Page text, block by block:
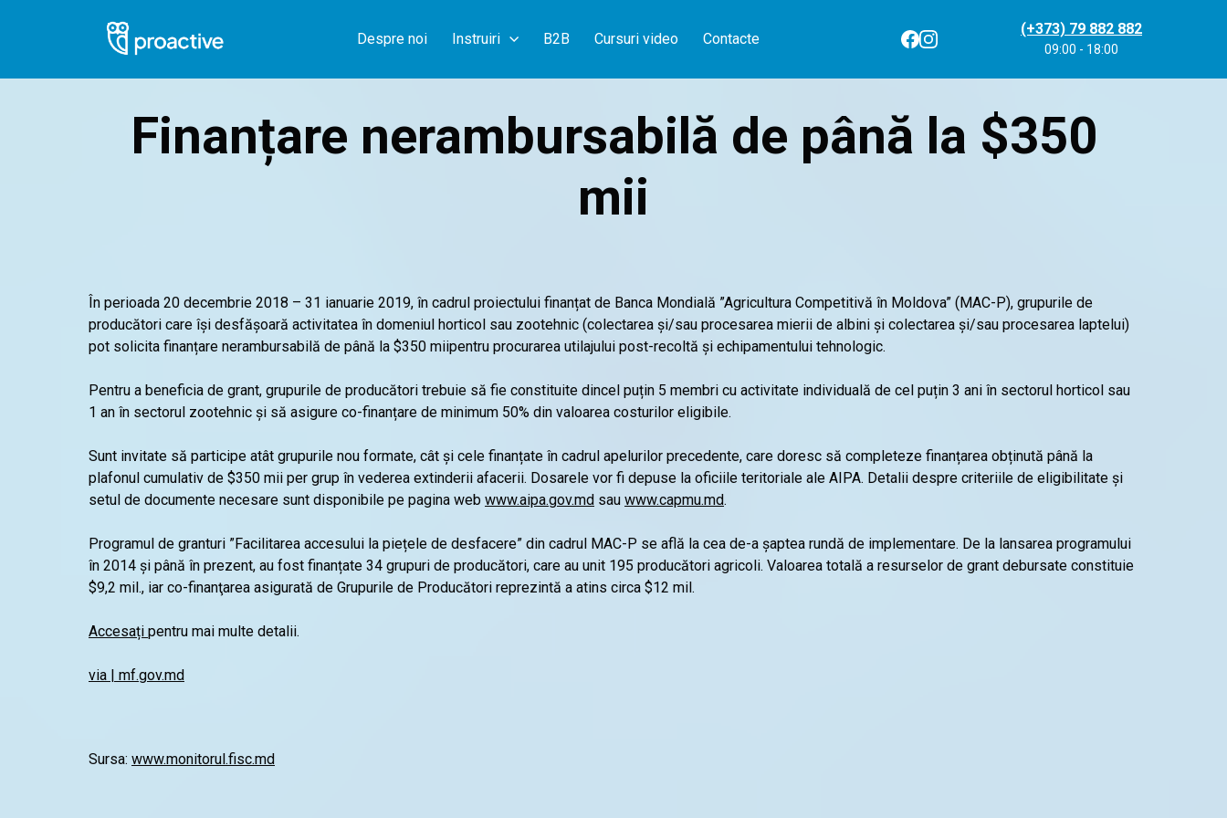
Despre noi Instruiri B2B Cursuri video Contacte
(+373) 79 882 882
09:00 - 18:00
Finanțare nerambursabilă de până la $350
mii
În perioada 20 decembrie 2018 – 31 ianuarie 2019, în cadrul proiectului finanțat de Banca Mondială ”Agricultura Competitivă în Moldova” (MAC-P), grupurile de
producători care își desfășoară activitatea în domeniul horticol sau zootehnic (colectarea și/sau procesarea mierii de albini și colectarea și/sau procesarea laptelui)
pot solicita finanțare nerambursabilă de până la $350 miipentru procurarea utilajului post-recoltă și echipamentului tehnologic.
Pentru a beneficia de grant, grupurile de producători trebuie să fie constituite dincel puțin 5 membri cu activitate individuală de cel puțin 3 ani în sectorul horticol sau
1 an în sectorul zootehnic și să asigure co-finanțare de minimum 50% din valoarea costurilor eligibile.
Sunt invitate să participe atât grupurile nou formate, cât și cele finanțate în cadrul apelurilor precedente, care doresc să completeze finanțarea obținută până la
plafonul cumulativ de $350 mii per grup în vederea extinderii afacerii. Dosarele vor fi depuse la oficiile teritoriale ale AIPA. Detalii despre criteriile de eligibilitate și
setul de documente necesare sunt disponibile pe pagina web www.aipa.gov.md sau www.capmu.md.
Programul de granturi ”Facilitarea accesului la piețele de desfacere” din cadrul MAC-P se află la cea de-a șaptea rundă de implementare. De la lansarea programului
în 2014 și până în prezent, au fost finanțate 34 grupuri de producători, care au unit 195 producători agricoli. Valoarea totală a resurselor de grant debursate constituie
$9,2 mil., iar co-finanţarea asigurată de Grupurile de Producători reprezintă a atins circa $12 mil.
Accesați pentru mai multe detalii.
via | mf.gov.md
Sursa: www.monitorul.fisc.md